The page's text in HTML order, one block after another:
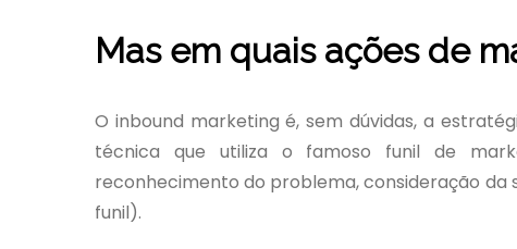
Mas em quais ações de
O inbound marketing é, sem dúvidas, a
técnica que utiliza o famoso funil de
reconhecimento do problema, consideração
funil).